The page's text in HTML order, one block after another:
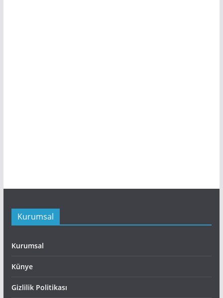
Kurumsal
Kurumsal
Künye
Gizlilik Politikası